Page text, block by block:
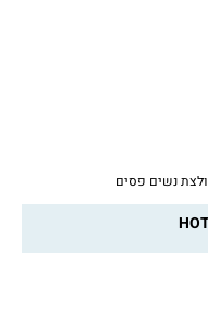
נשים פסים